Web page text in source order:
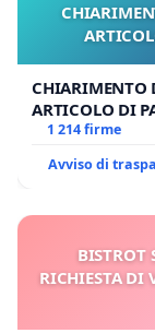
CHIARIMENTO
ARTICOLO DI
1 214 firme
Avviso di
BISTROT
RICHIESTA DI